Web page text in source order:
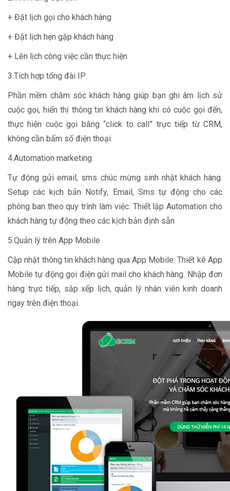
+ Đặt lịch gọi cho khách hàng
+ Đặt lịch hẹn gặp khách hàng
+ Lên lịch công việc cần thực hiện
3.Tích hợp tổng đài IP
Phần mềm chăm sóc khách hàng giúp bạn ghi âm lịch sử
cuộc gọi, hiển thị thông tin khách hàng khi có cuộc gọi đến,
thực hiện cuộc gọi bằng “click to call” trực tiếp từ CRM,
không cần bấm số điện thoại.
4.Automation marketing
Tự động gửi email, sms chúc mừng sinh nhật khách hàng.
Setup các kịch bản Notify, Email, Sms tự động cho các
phòng ban theo quy trình làm việc. Thiết lập Automation cho
khách hàng tự động theo các kịch bản định sẵn
5.Quản lý trên App Mobile
Cập nhật thông tin khách hàng qua App Mobile. Thiết kê App
Mobile tự động gọi điện gửi mail cho khách hàng. Nhập đơn
hàng trực tiếp, sắp xếp lịch, quản lý nhân viên kinh doanh
ngay trên điện thoại.